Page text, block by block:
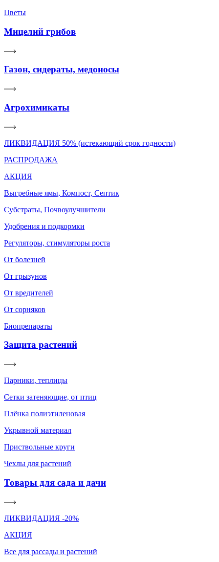
Цветы
Мицелий грибов
Газон, сидераты, медоносы
Агрохимикаты
ЛИКВИДАЦИЯ 50% (истекающий срок годности)
РАСПРОДАЖА
АКЦИЯ
Выгребные ямы, Компост, Септик
Субстраты, Почвоулучшители
Удобрения и подкормки
Регуляторы, стимуляторы роста
От болезней
От грызунов
От вредителей
От сорняков
Биопрепараты
Защита растений
Парники, теплицы
Сетки затеняющие, от птиц
Плёнка полиэтиленовая
Укрывной материал
Приствольные круги
Чехлы для растений
Товары для сада и дачи
ЛИКВИДАЦИЯ -20%
АКЦИЯ
Все для рассады и растений